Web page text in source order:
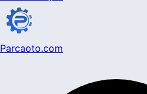
Parcaoto.com